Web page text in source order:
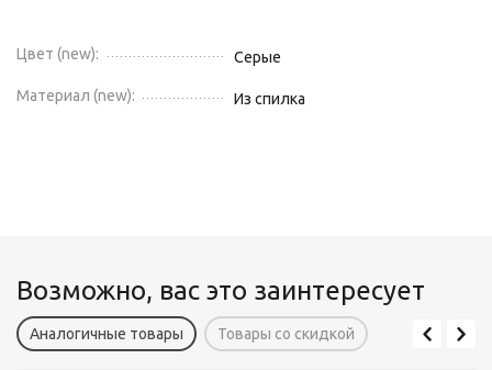
Цвет (new): Серые
Материал (new): Из спилка
Возможно, вас это заинтересует
Аналогичные товары Товары со скидкой